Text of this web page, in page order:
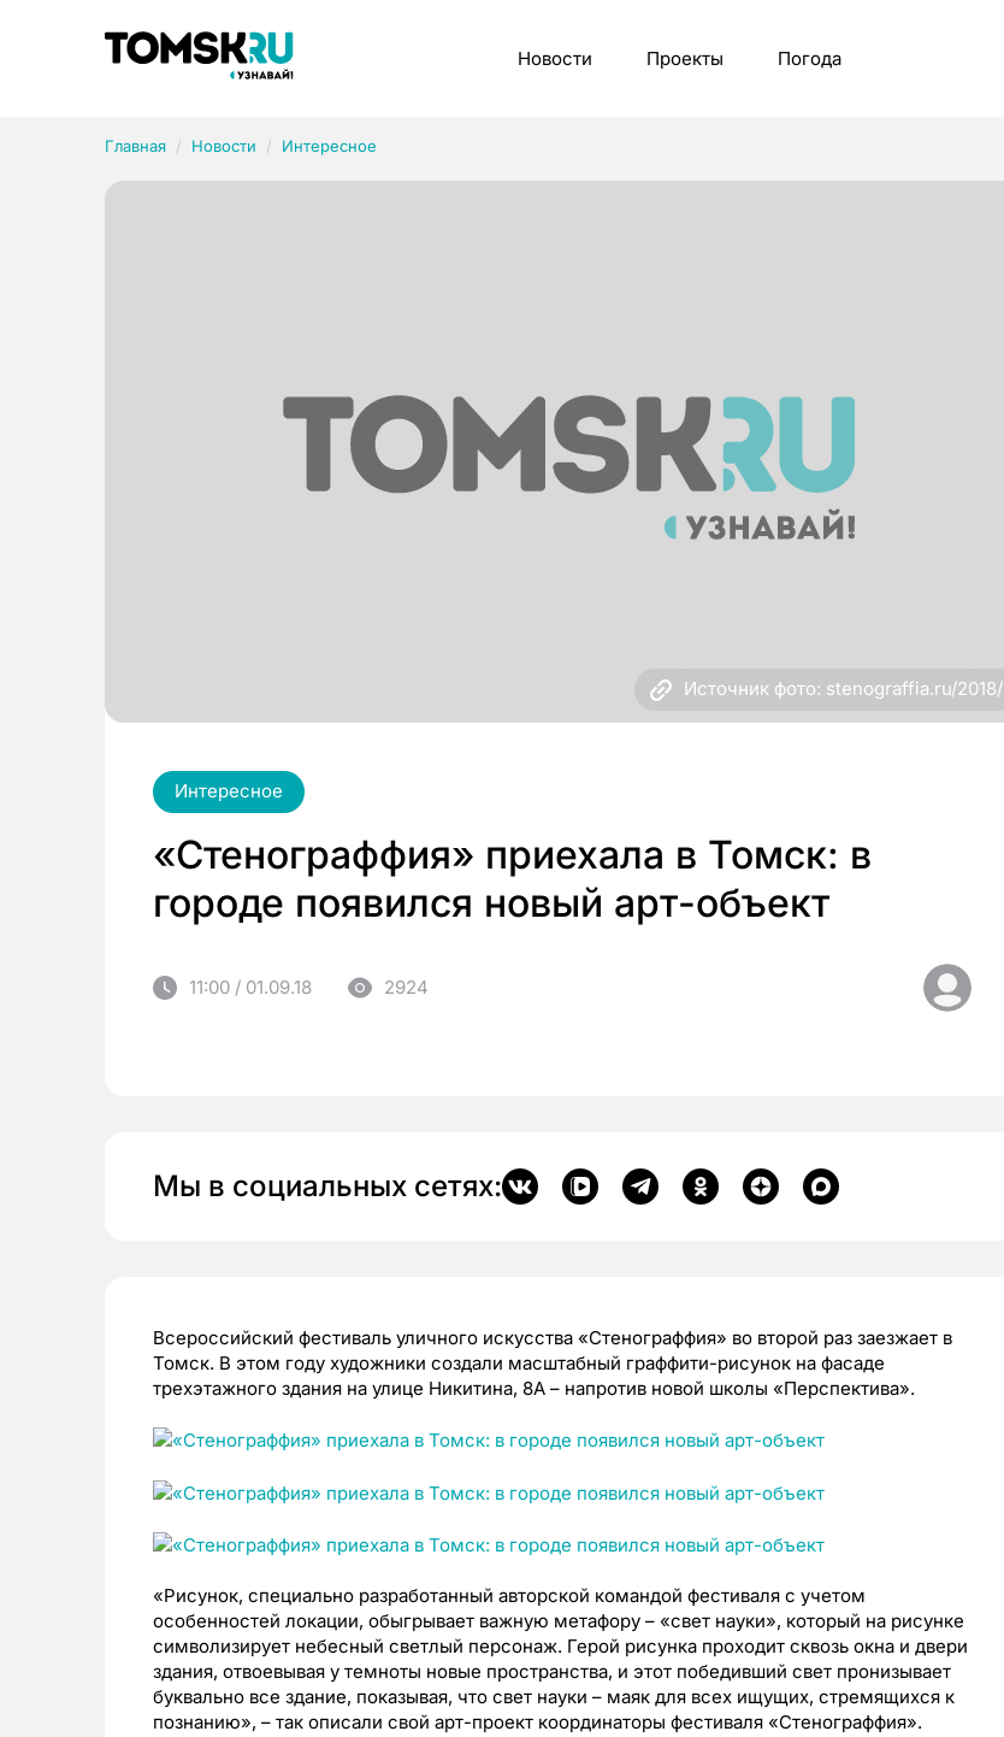
Новости Проекты Погода
Главная Новости Интересное
Источник фото: stenograffia.ru/2018/
Интересное
«Стенограффия» приехала в Томск: в
городе появился новый арт-объект
11:00 / 01.09.18 2924
Мы в социальных сетях:
Всероссийский фестиваль уличного искусства «Стенограффия» во второй раз заезжает в
Томск. В этом году художники создали масштабный граффити-рисунок на фасаде
трехэтажного здания на улице Никитина, 8А – напротив новой школы «Перспектива».
«Рисунок, специально разработанный авторской командой фестиваля с учетом
особенностей локации, обыгрывает важную метафору – «свет науки», который на рисунке
символизирует небесный светлый персонаж. Герой рисунка проходит сквозь окна и двери
здания, отвоевывая у темноты новые пространства, и этот победивший свет пронизывает
буквально все здание, показывая, что свет науки – маяк для всех ищущих, стремящихся к
познанию», – так описали свой арт-проект координаторы фестиваля «Стенограффия».
Рубрики